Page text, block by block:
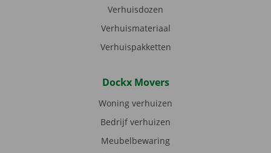
Verhuisdozen
Verhuismateriaal
Verhuispakketten
Dockx Movers
Woning verhuizen
Bedrijf verhuizen
Meubelbewaring